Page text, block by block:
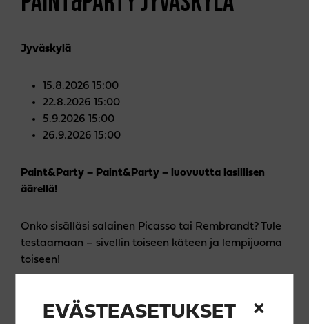
EVÄSTEASETUKSET
Jyväs­kylä
15.8.2026 15:00
22.8.2026 15:00
5.9.2026 15:00
26.9.2026 15:00
Paint&Party – Paint&Party – luovuutta lasillisen
äärellä!
Onko sisälläsi salainen Picasso tai Rembrandt? Tule
testaamaan – sivellin toiseen käteen ja lempijuoma
toiseen!
Maalausillassa luot oman taideteoksen rennossa
meiningissä, ohjaajan opastuksella. Seuraa mallia